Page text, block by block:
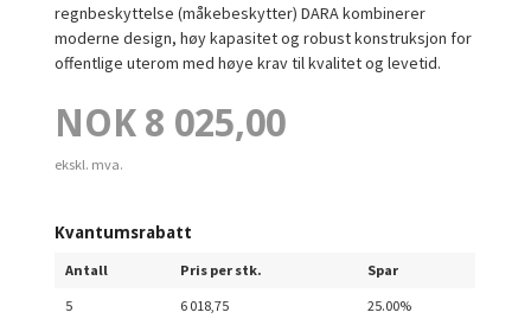
regnbeskyttelse (måkebeskytter) DARA kombinerer
moderne design, høy kapasitet og robust konstruksjon for
offentlige uterom med høye krav til kvalitet og levetid.
Pris
NOK 8 025,00
ekskl. mva.
Kvantumsrabatt
Antall Pris per stk.
Spar
5
6 018,75 25.00%